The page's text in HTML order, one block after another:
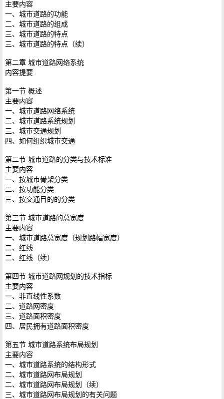
主要内容
一、城市道路的功能
二、城市道路的组成
三、城市道路的特点
三、城市道路的特点（续）
第二章 城市道路网络系统
内容提要
第一节 概述
主要内容
一、城市道路网络系统
二、城市道路系统规划
三、城市交通规划
四、如何组织城市交通
第二节 城市道路的分类与技术标准
主要内容
一、按城市骨架分类
二、按功能分类
三、按交通目的的分类
第三节 城市道路的总宽度
主要内容
一、城市道路总宽度（规划路幅宽度）
二、红线
二、红线（续）
第四节 城市道路网规划的技术指标
主要内容
一、非直线性系数
二、道路网密度
三、道路面积密度
四、居民拥有道路面积密度
第五节 城市道路系统布局规划
主要内容
一、城市道路系统的结构形式
二、城市道路网布局规划
二、城市道路网布局规划（续）
三、城市道路网布局规划的有关问题